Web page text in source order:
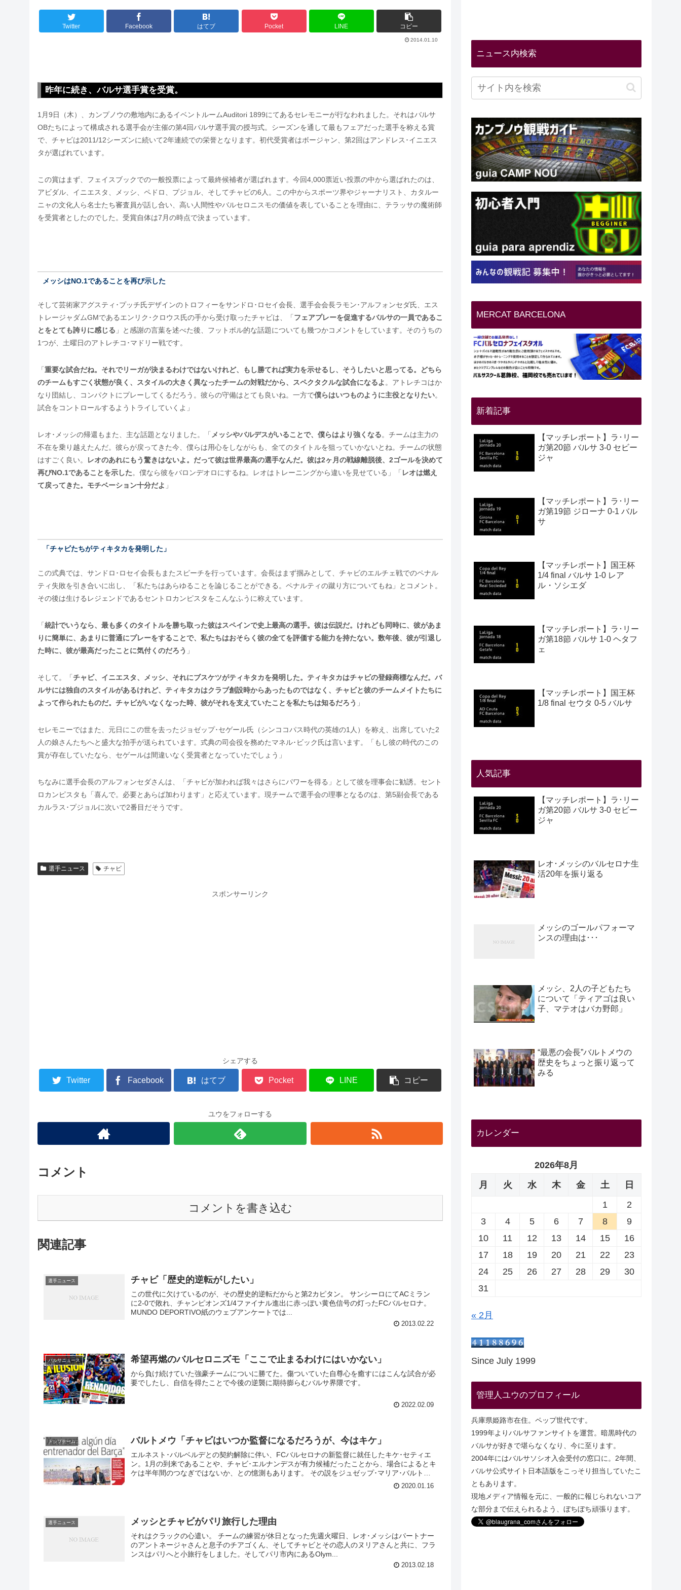
Twitter Facebook はてブ Pocket LINE コピー
2014.01.10
昨年に続き、バルサ選手賞を受賞。
1月9日（木）、カンプノウの敷地内にあるイベントルームAuditori 1899にてあるセレモニーが行なわれました。それはバルサ
OBたちによって構成される選手会が主催の第4回バルサ選手賞の授与式。シーズンを通して最もフェアだった選手を称える賞
で、チャビは2011/12シーズンに続いて2年連続での栄誉となります。初代受賞者はボージャン、第2回はアンドレス･イニエス
タが選ばれています。
この賞はまず、フェイスブックでの一般投票によって最終候補者が選ばれます。今回4,000票近い投票の中から選ばれたのは、
アビダル、イニエスタ、メッシ、ペドロ、プジョル、そしてチャビの6人。この中からスポーツ界やジャーナリスト、カタルー
ニャの文化人ら名士たち審査員が話し合い、高い人間性やバルセロニスモの価値を表していることを理由に、テラッサの魔術師
を受賞者としたのでした。受賞自体は7月の時点で決まっています。
メッシはNO.1であることを再び示した
そして芸術家アグスティ･プッチ氏デザインのトロフィーをサンドロ･ロセイ会長、選手会会長ラモン･アルフォンセダ氏、エス
トレージャダムGMであるエンリク･クロウス氏の手から受け取ったチャビは、「 フェアプレーを促進するバルサの一員であるこ
とをとても誇りに感じる 」と感謝の言葉を述べた後、フットボル的な話題についても幾つかコメントをしています。そのうちの
1つが、土曜日のアトレチコ･マドリー戦です。
「 重要な試合だね。それでリーガが決まるわけではないけれど、もし勝てれば実力を示せるし、そうしたいと思ってる。どちら
のチームもすごく状態が良く、スタイルの大きく異なったチームの対戦だから、スペクタクルな試合になるよ。アトレチコはか
なり団結し、コンパクトにプレーしてくるだろう。彼らの守備はとても良いね。一方で僕らはいつものように主役となりたい。
試合をコントロールするようトライしていくよ」
レオ･メッシの帰還もまた、主な話題となりました。「 メッシやバルデスがいることで、僕らはより強くなる。チームは主力の
不在を乗り越えたんだ。彼らが戻ってきた今、僕らは用心をしながらも、全てのタイトルを狙っていかないとね。チームの状態
はすごく良い。
レオのあれにもう驚きはないよ。だって彼は世界最高の選手なんだ。彼は2ヶ月の戦線離脱後、2ゴールを決めて
再びNO.1であることを示した。僕なら彼をバロンデオロにするね。レオはトレーニングから違いを見せている」「 レオは燃え
て戻ってきた。モチベーション十分だよ 」
「チャビたちがティキタカを発明した」
この式典では、サンドロ･ロセイ会長もまたスピーチを行っています。会長はまず掴みとして、チャビのエルチェ戦でのペナル
ティ失敗を引き合いに出し、「私たちはあらゆることを論じることができる。ペナルティの蹴り方についてもね」とコメント。
その後は生けるレジェンドであるセントロカンピスタをこんなふうに称えています。
「 統計でいうなら、最も多くのタイトルを勝ち取った彼はスペインで史上最高の選手。彼は伝説だ。けれども同時に、彼があま
りに簡単に、あまりに普通にプレーをすることで、私たちはおそらく彼の全てを評価する能力を持たない。数年後、彼が引退し
た時に、彼が最高だったことに気付くのだろう 」
そして。「 チャビ、イニエスタ、メッシ、それにブスケツがティキタカを発明した。ティキタカはチャビの登録商標なんだ。バ
ルサには独自のスタイルがあるけれど、ティキタカはクラブ創設時からあったものではなく、チャビと彼のチームメイトたちに
よって作られたものだ。チャビがいなくなった時、彼がそれを支えていたことを私たちは知るだろう 」
セレモニーではまた、元日にこの世を去ったジョゼップ･セゲール氏（シンココパス時代の英雄の1人）を称え、出席していた2
人の娘さんたちへと盛大な拍手が送られています。式典の司会役を務めたマネル･ビック氏は言います。「もし彼の時代のこの
賞が存在していたなら、セゲールは間違いなく受賞者となっていたでしょう」
ちなみに選手会長のアルフォンセダさんは、「チャビが加われば我々はさらにパワーを得る」として彼を理事会に勧誘。セント
ロカンピスタも「喜んで。必要とあらば加わります」と応えています。現チームで選手会の理事となるのは、第5副会長である
カルラス･プジョルに次いで2番目だそうです。
選手ニュース チャビ
スポンサーリンク
シェアする
Twitter Facebook はてブ Pocket LINE コピー
ユウをフォローする
コメント
コメントを書き込む
関連記事
選手ニュース チャビ「歴史的逆転がしたい」
この世代に欠けているのが、その歴史的逆転だからと第2カピタン。 サンシーロにてACミラン
に2-0で敗れ、チャンピオンズ1/4ファイナル進出に赤っぽい黄色信号の灯ったFCバルセロナ。
MUNDO DEPORTIVO紙のウェブアンケートでは...
2013.02.22
バルサニュース 希望再燃のバルセロニズモ「ここで止まるわけにはいかない」
から負け続けていた強豪チームについに勝てた。傷ついていた自尊心を癒すにはこんな試合が必
要でしたし、自信を得たことで今後の逆襲に期待膨らむバルサ界隈です。
2022.02.09
トップチーム バルトメウ「チャビはいつか監督になるだろうが、今はキケ」
エルネスト･バルベルデとの契約解除に伴い、FCバルセロナの新監督に就任したキケ･セティエ
ン。1月の到来であることや、チャビ･エルナンデスが有力候補だったことから、場合によるとキ
ケは半年間のつなぎではないか、との憶測もあります。 その説をジュゼップ･マリア･バルトメ
2020.01.16
選手ニュース メッシとチャビがパリ旅行した理由
それはクラックの心遣い。 チームの練習が休日となった先週火曜日、レオ･メッシはパートナー
のアントネージャさんと息子のチアゴくん、そしてチャビとその恋人のヌリアさんと共に、フラ
ンスはパリへと小旅行をしました。そしてパリ市内にあるOlym...
2013.02.18
ニュース内検索
MERCAT BARCELONA
新着記事
【マッチレポート】ラ･リー
ガ第20節 バルサ 3-0 セビー
ジャ
【マッチレポート】ラ･リー
ガ第19節 ジローナ 0-1 バル
サ
【マッチレポート】国王杯
1/4 final バルサ 1-0 レア
ル・ソシエダ
【マッチレポート】ラ･リー
ガ第18節 バルサ 1-0 ヘタフ
ェ
【マッチレポート】国王杯
1/8 final セウタ 0-5 バルサ
人気記事
【マッチレポート】ラ･リー
ガ第20節 バルサ 3-0 セビー
ジャ
レオ･メッシのバルセロナ生
活20年を振り返る
メッシのゴールパフォーマ
ンスの理由は･･･
メッシ、2人の子どもたち
について「ティアゴは良い
子、マテオはバカ野郎」
“最悪の会長”バルトメウの
歴史をちょっと振り返って
みる
カレンダー
2026年8月
月
火 水 木 金 土
日
1
2
3
4 5 6 7 8
9
10
11 12 13 14 15
16
17
18 19 20 21 22
23
24
25 26 27 28 29
30
31
« 2月
Since July 1999
管理人ユウのプロフィール
兵庫県姫路市在住。ペップ世代です。
1999年よりバルサファンサイトを運営。暗黒時代の
バルサが好きで堪らなくなり、今に至ります。
2004年にはバルサソシオ入会受付の窓口に。2年間、
バルサ公式サイト日本語版をこっそり担当していたこ
ともあります。
現地メディア情報を元に、一般的に報じられないコア
な部分まで伝えられるよう、ぼちぼち頑張ります。